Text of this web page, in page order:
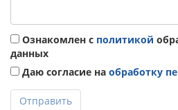
Ознакомлен с политикой
данных
Даю согласие на обработку
Отправить